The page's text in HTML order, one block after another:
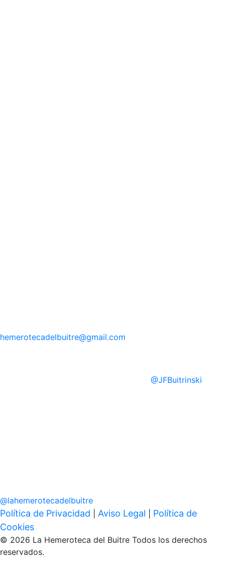
hemerotecadelbuitre@gmail.com
@JFBuitrinski
@lahemerotecadelbuitre
Política de Privacidad Aviso Legal
Política de
Cookies
© 2026 La Hemeroteca del Buitre Todos los derechos
reservados.